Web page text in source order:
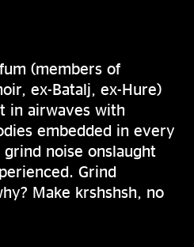
(members of
ex-Batalj, ex-Hure)
in airwaves with
embedded in every
noise onslaught
Grind
Make krshshsh, no